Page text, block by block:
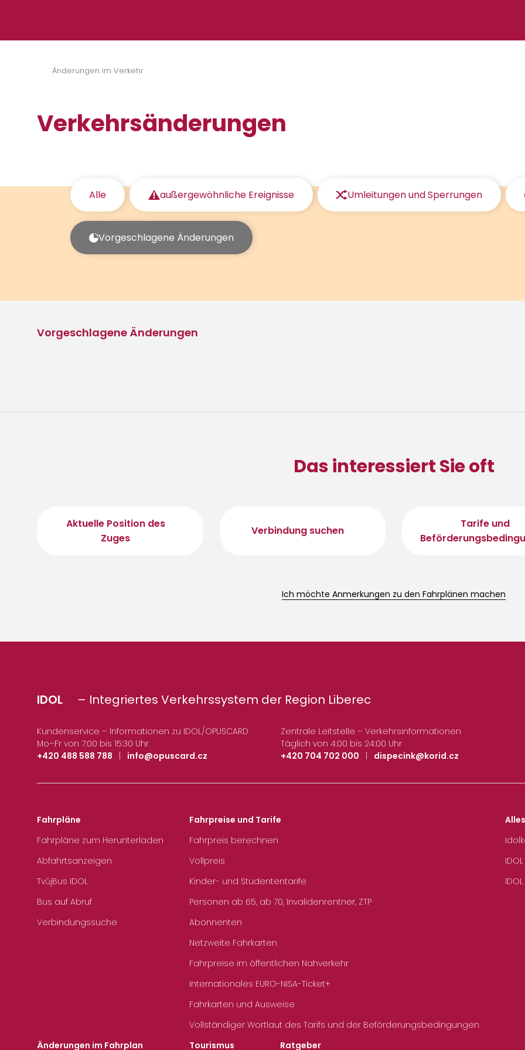
Änderungen im Verkehr
Verkehrsänderungen
Alle außergewöhnliche Ereignisse Umleitungen und Sperrungen
Vorgeschlagene Änderungen
Vorgeschlagene Änderungen
Das interessiert Sie oft
Aktuelle Position des
Zuges
Verbindung suchen
Tarife und
Ich möchte Anmerkungen zu den Fahrplänen machen
IDOL – Integriertes Verkehrssystem der Region Liberec
Kundenservice – Informationen zu IDOL/OPUSCARD
Mo–Fr von 7:00 bis 15:30 Uhr
+420 488 588 788
| info@opuscard.cz
Zentrale Leitstelle – Verkehrsinformationen
Täglich von 4:00 bis 24:00 Uhr
+420 704 702 000
| dispecink@korid.cz
Fahrpläne
Fahrpläne zum Herunterladen
Abfahrtsanzeigen
TvůjBus IDOL
Bus auf Abruf
Verbindungssuche
Fahrpreise und Tarife
Fahrpreis berechnen
Vollpreis
Kinder- und Studententarife
Personen ab 65, ab 70, Invalidenrentner, ZTP
Abonnenten
Netzweite Fahrkarten
Fahrpreise im öffentlichen Nahverkehr
Internationales EURO-NISA-Ticket+
Fahrkarten und Ausweise
Vollständiger Wortlaut des Tarifs und der Beförderungsbedingungen
Änderungen im Fahrplan Tourismus Ratgeber